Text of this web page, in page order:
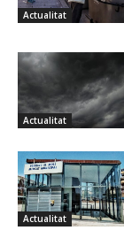
Actualitat
Actualitat
Actualitat